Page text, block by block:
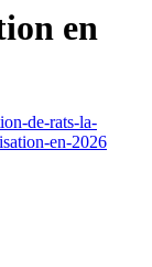
en
de-rats-la-
en-2026